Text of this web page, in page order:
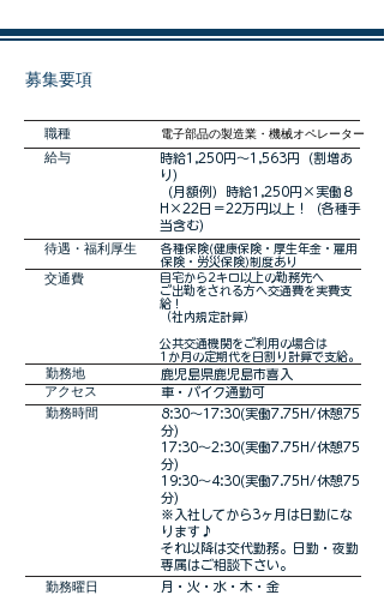
募集要項
職種
電子部品の製造業・機械オペレーター
時給1,250円～1,563円（割増あ
り）
（月額例）時給1,250円×実働８
H×22日＝22万円以上！（各種手
当含む）
​給与
​待遇・福利厚生
各種保険(健康保険・厚生年金・雇用
保険・労災保険)制度あり
交通費
自宅から2キロ以上の勤務先へ
ご出勤をされる方へ交通費を実費支
給！
（社内規定計算）
公共交通機関をご利用の場合は
1か月の定期代を日割り計算で支給。
勤務地 鹿児島県鹿児島市喜入
アクセス
車・バイク通勤可
8:30～17:30(実働7.75H/休憩75
分)
17:30～2:30(実働7.75H/休憩75
分)
19:30～4:30(実働7.75H/休憩75
分)
※入社してから3ヶ月は日勤にな
ります♪
それ以降は交代勤務。日勤・夜勤
専属はご相談下さい。
勤務時間
勤務曜日 月・火・水・木・金